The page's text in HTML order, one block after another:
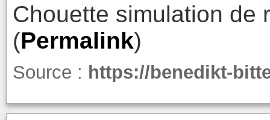
Chouette simulation de
(Permalink)
Source : https://benedikt-